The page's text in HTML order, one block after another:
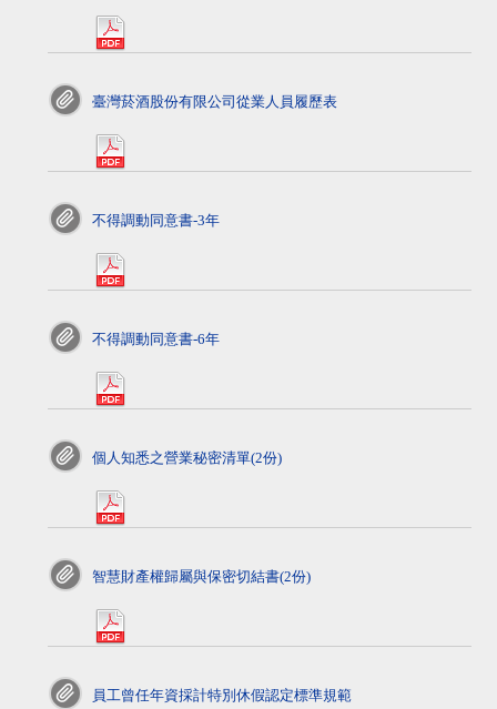
pdf>
臺灣菸酒股份有限公司從業人員履歷表
pdf>
不得調動同意書-3年
pdf>
不得調動同意書-6年
pdf>
個人知悉之營業秘密清單(2份)
pdf>
智慧財產權歸屬與保密切結書(2份)
pdf>
員工曾任年資採計特別休假認定標準規範